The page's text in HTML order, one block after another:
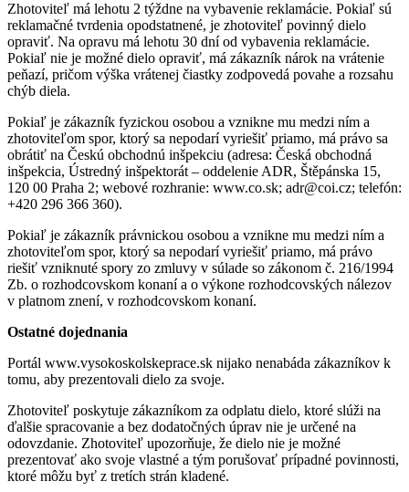
Zhotoviteľ má lehotu 2 týždne na vybavenie reklamácie. Pokiaľ sú
reklamačné tvrdenia opodstatnené, je zhotoviteľ povinný dielo
opraviť. Na opravu má lehotu 30 dní od vybavenia reklamácie.
Pokiaľ nie je možné dielo opraviť, má zákazník nárok na vrátenie
peňazí, pričom výška vrátenej čiastky zodpovedá povahe a rozsahu
chýb diela.
Pokiaľ je zákazník fyzickou osobou a vznikne mu medzi ním a
zhotoviteľom spor, ktorý sa nepodarí vyriešiť priamo, má právo sa
obrátiť na Českú obchodnú inšpekciu (adresa: Česká obchodná
inšpekcia, Ústredný inšpektorát – oddelenie ADR, Štěpánska 15,
120 00 Praha 2; webové rozhranie: www.co.sk; adr@coi.cz; telefón:
+420 296 366 360).
Pokiaľ je zákazník právnickou osobou a vznikne mu medzi ním a
zhotoviteľom spor, ktorý sa nepodarí vyriešiť priamo, má právo
riešiť vzniknuté spory zo zmluvy v súlade so zákonom č. 216/1994
Zb. o rozhodcovskom konaní a o výkone rozhodcovských nálezov
v platnom znení, v rozhodcovskom konaní.
Ostatné dojednania
Portál www.vysokoskolskeprace.sk nijako nenabáda zákazníkov k
tomu, aby prezentovali dielo za svoje.
Zhotoviteľ poskytuje zákazníkom za odplatu dielo, ktoré slúži na
ďalšie spracovanie a bez dodatočných úprav nie je určené na
odovzdanie. Zhotoviteľ upozorňuje, že dielo nie je možné
prezentovať ako svoje vlastné a tým porušovať prípadné povinnosti,
ktoré môžu byť z tretích strán kladené.